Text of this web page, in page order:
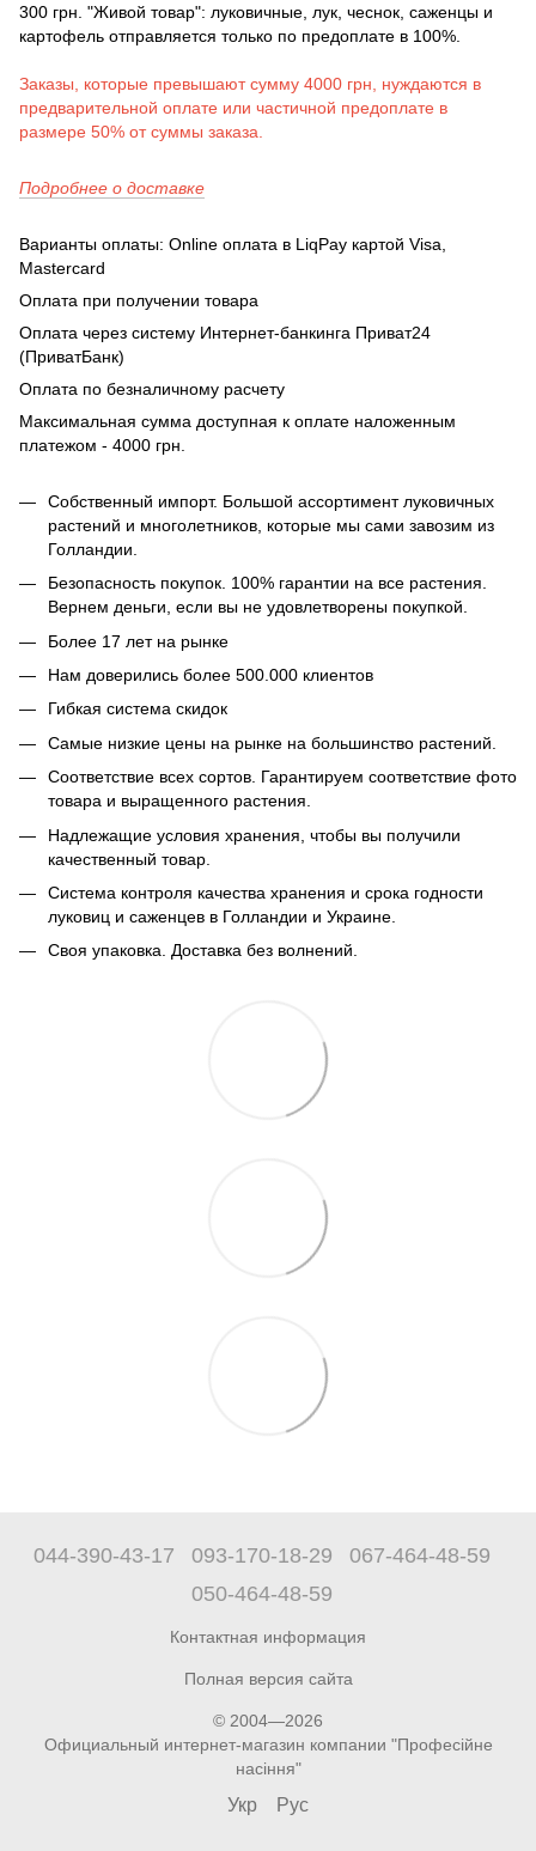
300 грн. "Живой товар": луковичные, лук, чеснок, саженцы и
картофель отправляется только по предоплате в 100%.
Заказы, которые превышают сумму 4000 грн, нуждаются в
предварительной оплате или частичной предоплате в
размере 50% от суммы заказа.
Подробнее о доставке
Варианты оплаты: Online оплата в LiqPay картой Visa,
Mastercard
Оплата при получении товара
Оплата через систему Интернет-банкинга Приват24
(ПриватБанк)
Оплата по безналичному расчету
Максимальная сумма доступная к оплате наложенным
платежом - 4000 грн.
Собственный импорт. Большой ассортимент луковичных
растений и многолетников, которые мы сами завозим из
Голландии.
Безопасность покупок. 100% гарантии на все растения.
Вернем деньги, если вы не удовлетворены покупкой.
Более 17 лет на рынке
Нам доверились более 500.000 клиентов
Гибкая система скидок
Самые низкие цены на рынке на большинство растений.
Соответствие всех сортов. Гарантируем соответствие фото
товара и выращенного растения.
Надлежащие условия хранения, чтобы вы получили
качественный товар.
Система контроля качества хранения и срока годности
луковиц и саженцев в Голландии и Украине.
Своя упаковка. Доставка без волнений.
044-390-43-17 093-170-18-29
067-464-48-59
050-464-48-59
Контактная информация
Полная версия сайта
© 2004—2026
Официальный интернет-магазин компании "Професійне
насіння"
Укр Рус